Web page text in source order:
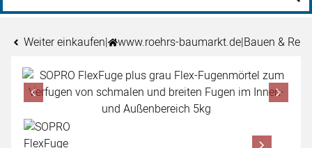
Weiter einkaufen| www.roehrs-baumarkt.de|Bauen &
Produktgalerie
Zur Kaufbox springen